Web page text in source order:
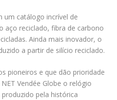
um catálogo incrível de
aço reciclado, fibra de carbono
Ainda mais inovador, o
a partir de silício reciclado.
pioneiros e que dão prioridade
Vendée Globe o relógio
pela histórica